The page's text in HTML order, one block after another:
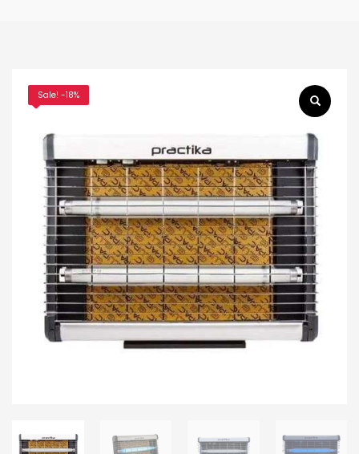
Sale! -18%